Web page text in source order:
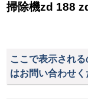
掃除機zd 188
ここで表示され
はお問い合わせく